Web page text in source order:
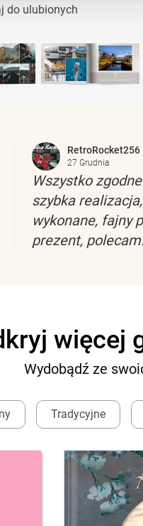
do ulubionych
RetroRocket256
27 Grudnia
Wszystko
szybka
wykonane, fajny
prezent, polecam.
więcej
Wydobądź ze
Tradycyjne